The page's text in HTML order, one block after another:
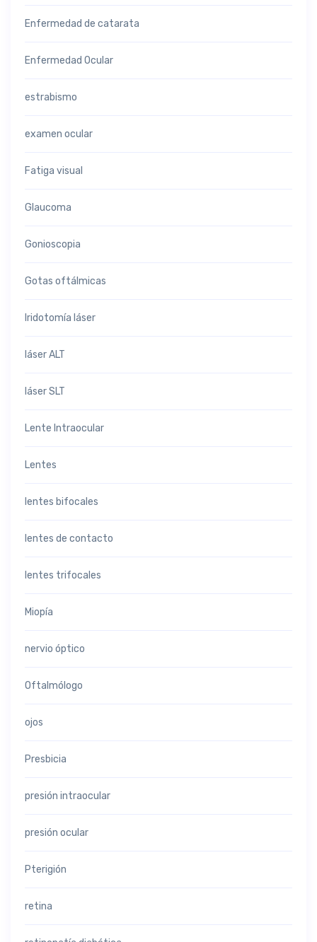
Enfermedad de catarata
Enfermedad Ocular
estrabismo
examen ocular
Fatiga visual
Glaucoma
Gonioscopia
Gotas oftálmicas
Iridotomía láser
láser ALT
láser SLT
Lente Intraocular
Lentes
lentes bifocales
lentes de contacto
lentes trifocales
Miopía
nervio óptico
Oftalmólogo
ojos
Presbicia
presión intraocular
presión ocular
Pterigión
retina